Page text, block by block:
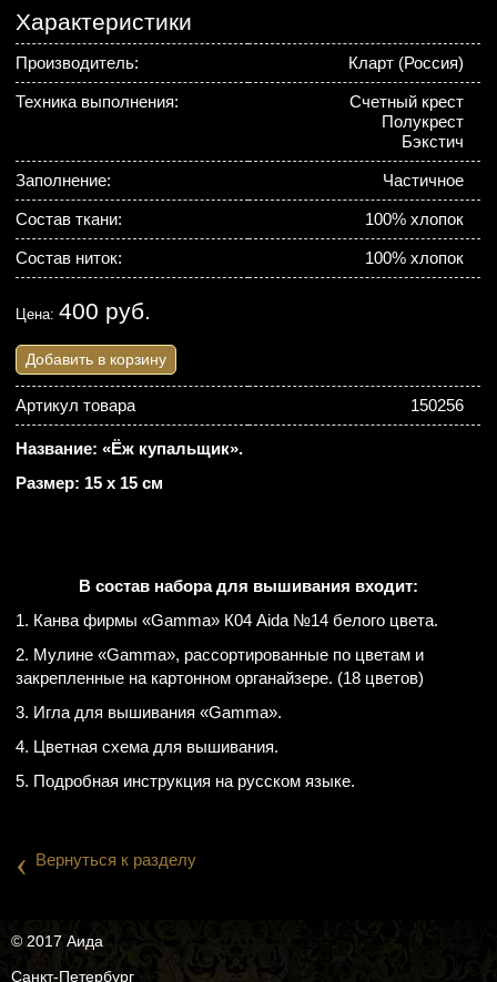
Характеристики
Производитель: Кларт (Россия)
Техника выполнения:
Счетный крест
Полукрест
Бэкстич
Заполнение: Частичное
Состав ткани: 100% хлопок
Состав ниток: 100% хлопок
Цена:400 руб.
Добавить в корзину
Артикул товара 150256
Название: «Ёж купальщик».
Размер: 15 х 15 см
В состав набора для вышивания входит:
1. Канва фирмы «Gamma» К04 Aida №14 белого цвета.
2. Мулине «Gamma», рассортированные по цветам и
закрепленные на картонном органайзере. (18 цветов)
3. Игла для вышивания «Gamma».
4. Цветная схема для вышивания.
5. Подробная инструкция на русском языке.
‹ Вернуться к разделу
© 2017 Аида
Санкт-Петербург